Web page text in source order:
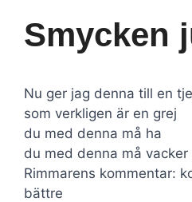
Smycken
Nu ger jag denna till en
som verkligen är en grej
du med denna må ha
du med denna må vacker
Rimmarens kommentar:
bättre